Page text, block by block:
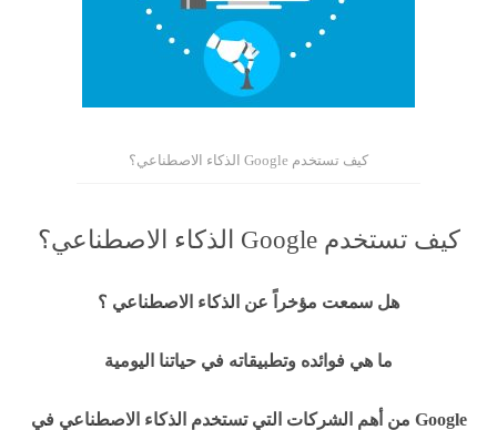
كيف تستخدم Google الذكاء الاصطناعي؟
كيف تستخدم Google الذكاء الاصطناعي؟
هل سمعت مؤخراً عن الذكاء الاصطناعي ؟
ما هي فوائده وتطبيقاته في حياتنا اليومية
Google من أهم الشركات التي تستخدم الذكاء الاصطناعي في